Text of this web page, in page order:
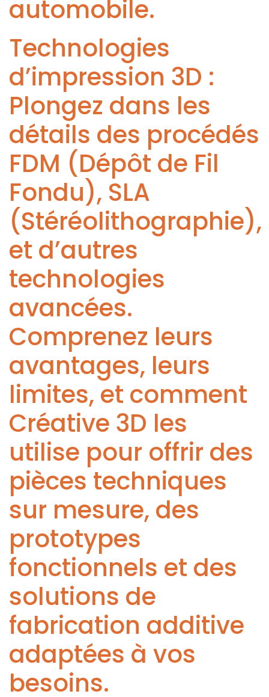
automobile.
Technologies
d’impression 3D :
Plongez dans les
détails des procédés
FDM (Dépôt de Fil
Fondu), SLA
(Stéréolithographie),
et d’autres
technologies
avancées.
Comprenez leurs
avantages, leurs
limites, et comment
Créative 3D les
utilise pour offrir des
pièces techniques
sur mesure, des
prototypes
fonctionnels et des
solutions de
fabrication additive
adaptées à vos
besoins.